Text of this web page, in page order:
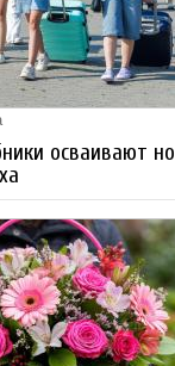
осваивают